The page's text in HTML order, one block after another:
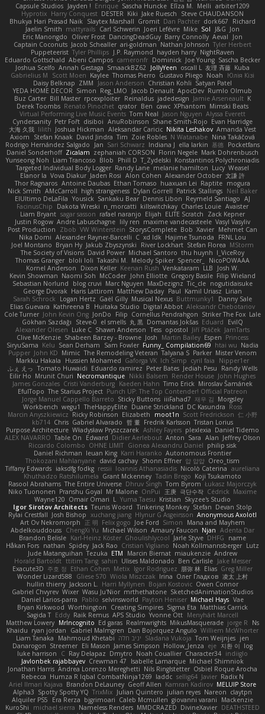
Capsule Studios Jayden ! Enrique Sascha Huncke Elīza M. Melli arbiter1209
Hyprotix Harry Conquest DESTER Kiki Jake Ruesch
Steve CHAUDANSON
Bhukya Hari Prasad Naik
Slaytex Marshall Gromit Dan Pachter dork667
Richard
Jaelin Smith mattyrails Carl Schwerin Joeri Lefévre Mike Sol J&G Jon
Eric Manongdo
Oliver Frost DancingDeadGuy Barry Connolly Aeval
Jon
Captain Coconuts Jacob Schealler ari-goldman Nathan Johnson Tyler Herbert
Puppeteerist Tyler Phillips J.P. Raymond hayden harry NightRaven
Eduardo Gottschald Abeni Campos cameronfr Dominick Joe Young Sascha Becker
Joshua Scelfo Annah Gestaga SmaackBZ62 JollyYeen oscall L 友理 斉藤 Kuba
Gabrielius M
Scott Moen Kaylee Thomas Pierro Gustavo Pliego Noah
Юлія Кізі
Daisy Belknap ZMM Jason Anderson Christian Kohli Satyan Patel
YEDA HOME DECOR Simon Reg_LMO Jacob Denault ApocDev Rumlo Olmub
Buz Carter Bill Master rpcexploiter Reinaldus jadedesign Jamie Arseneault K
Derek Toombs Renato Pinochet qrator Ben cawc XPhantom Mimski Beats
Virtual Performing Live Music Events Tom Neal Jason Nguyen Alyssa Everett
Cyndersanity Petr Fořt disiboi AnuRobinson Shane Smith-Rojo Evan Harridge
大海 久我 lilith Joshua Hickman Aleksandar Caricic Nikita Leshakov Amanda Vest
Axiom
Stefan Knaak David Jindra Tim Zoie Robles N Watanabe Nina Takáčová
Rodrigo Hernández Salgado
Jan Sari Schwarz Indiana J ella larkin 基德
Pocketfans
Daniel Sonderhoff Zicalam zephaniah CORSON Florin Negele Mark Dohrenbusch
Yunseong Noh Liam Trancoso Blob Phill D T_Zydelski Konstantinos Polychroniadis
Targeted Individual Body Logger Randy Lane melanie hamilton Lucy Weasel
Elanor la Vova Diakur Jaden Rosi Alon Cohen Alexander October 文謙 許
Thor Ragnaros Antoine Daubas Ethan Tomaso huaxuan Lei Raptite mogura
Nick Smith AMcCarroll high strangeness Dylan Gorrell Patrick Stallings Neil Baker
ElUltimo DeLaFila Yousick Sankaku Bear Dennis Libon Reymeld Santiago AJ
FacinusChip
Dakota Wreski n_morcatti killswitchkay Charles Louie Avaister
Liam Bryant sagar sasson rafael naranjo Elijah ELITE Scratch
Zack Kepner
Justin Rogow Andre Labuschagne lily ren maxime vandecasteele Vasyl Vasyliv
Post Production
Zbob VW Winterstein StorysComplete Bob Xavier Mehmet Can
Nika Domi Alexander Rayner-Barcelli C xd Idk Hajime Tsunoda
FRNL Lou
Joel Montano Bryan Hy Jakub Zbyszynski River Lockhart Stefan Florea MStorm
The Society of Visions David Power Michael Santoro thu huynh I_ViceRoy
Thomas Granger bloli loli Takashi M. Melody Spiker Spencer_
NicoPOWAAA
Kornel Anderson
Dixon Keller Keenan Rush Venkataram LLB
Josh W.
Kevin Showman Naomi Soh McCoder John Elliotte Gregory Basile Filip Wieland
Sebastian Norlund
blog cruvi Marc Nguyen MaxDezignz Tic_cle nogutidaisuke
George Dvorak Haris Lattirom Matthew Daday Paul Kamil Uriasz Lirian
Sarah Schrock
Logan Hertz Gaël Gilly Musical Nexus Buttmunky1
Danny Sale
Elias Guevara Kathreena B Huitaka Studio Digital Abbot Aleksandr Chebotariov
Cole Turner John Kevin Ong JonDo Filip Cornellus Pendrahgon Striker The Fox Lale
Gökhan Sazdağı
Steve-0 el smells 丸 黒 Domantas Jokšas Eduard
EvilQ
Alexander Olesen Luke C Shawn Anderson Tess opostol Jiří Ptáček JamTarts
Clive McKenzie Shabeen Barzey - Browne Josh Martin Bailey Espen Princess
SiryuSama Kelu Sean Derham Sam Fowler Funny_ Compilation69 htai wu Nadia
Pupper John KD Mimic The Remodeling Veteran Talyana S Parker Mister Venom
Markku Hakala
Hussien Mohamed Gaforga VK Ich Simp cyril faia
Nipper1er
ふぇ えっ Tomato Huwaidi Eduardo ramirez Peter Bates Jediah Pesu
Randy Wells
Eilir Ho Mrunit Churi Necromantique Nikki Balsem Render House John Hughes
James Gonzales Cristi Vanderburg Kaeden Hahn Timo Erick Miroslav Šamánek
EfulTopo The Starius Project Punch UP: The Top Contender! Official Patreon
Jorge Manuel Cappello Barreto Sticky Buttons iiiFahad7 재우 김 Morgsley
Workbench wegu1 TheHappyElite Duane Strickland DC Kasundra Ross
Marcin Anyszkiewicz Ricky Robinson Elizabeth moot1n Scott Fredrickson 仁 小野
kb714 Chris Gabriel Alvarado 哲 董 Fredrik Karlsson Tristan Lorius
Purpose Architecture Władysław Pryszczarek Ashley Fayers plexlexia Daniel Tidemo
ALEX NAVARRO Table On Edward Didier Aerlebout Anton Sara Alan Jeffrey Olson
Riccardo Colombo OHNE LIMIT Gionea Alexandru Daniel philip sisk
Daniel Richman Ieuan King Karri Haranko Autonomous Frontier
Thokozani Mahlanyane david cachay Shonn Effner 얍 얍얍 Oreo_tism
Tiffany Edwards iaksdfg fodkg ressii Ioannis Athanasiadis Nicolò Caterina aureliana
Khuthadzo Ratshilumela Grant Mckenney Tadin Brego Koji Tsukamoto
Rasool Abrahams The Entire Universe Dhruv Singh Tom Byrom Łukasz Majorczyk
Niko Tuononen Pranshu Goyal Mr Malone OnPui 王庚 극단수작 Cédrick Maxime
Wayne120 Omair Omari L Yuma Taesu Kristian Skyzee's Studio
Igor Sirotov Architects Teunis Woord Tinkering Monkey Stefan Devan Stolp
Rylai Crestfall Josh Bishop xuchang jiang Hlynur G Asgeirsson Anonymous Axolotl
Art Ov Nekromorph
正 明 Felix gogo Joe Ford Simon
Mana and Mayhem
Abdelkouddouss ChengXi Yu Michael Wilson Amaury Faucon Njan Adenta Dar
Brandon Belisle Karl-Heinz Köster Ghoulishlycool Jarle Styve DHFG
name
Håkan Fors nathan Spidey Jack Rao Cristian Vigliano Noah Kollmannsberger Lutz
Jude Matanguihan Tezuka ETM Marcin Biernat miaukenzie Andrew
Horald Bartoldt ttitim Tang sahin Ulises Maldonado Ben Carlisle Jake Messer
Exacute3D 주호 정 Ethan Cohen Metix Igor Rodriguez 朋弥 林 Elias Greg Miller
Wonder Lizard588
Gliese 570 Wiola Miszczak Irina Олег Гладков 凌太 上村
hullin thierry Jackson L. Harri Myllynen Bojan Kostovic Owen Connor
Gabriel Chvyrev Wixer Wasu Ju'Nior mrthethatone SketchedAnimationStudios
Daniel Larios-parra
Pablo selvinsworld Payton Heniser Michael Hays Vae
Bryan Kirkwood Worthington Creating Simpires Sigma Eta Matthias Carrick
Sagida T Eddy Raik Remus APS Studio Yvonne Ott Menyhárt Marcell
Matthew Lowery MrIncognito Ed garas Realmwrights MikusMasquerade jorge R
Ns
Khaidu ryan jordan Gabriel Malmgren Dan Bojorquez Angulo Williem McWhorter
Liam Tanaka
Mahmoud Khetabi יניב חלה Sladana Vukoja Tom Weijnjes jen
Danarogon Streemer Eli Mason James Simpson Hollow_Jenza eje 지환 이 log
luke harrison
C Ray Delapaz Dmytro Noah Couallier Character34 indiiglo
Javlonbek rajabbayev Crewman 47 Isabelle Lamarque Michael Shimniok
Jonathan Harris Andrea Lorenzo Mereghetti Nils Ringlstetter Osbiel Roque Arocha
Rebecca Humza R Iqbal CombatNinja1269 laddc sellig64 Javier Radix N
Ariel Ilmari Kajava Brandon DeLauney Geoff Allen Kamran Kadirov MELUIP Store
Alpha3 Spotty Spotty YQ TrixMix Julian Quintero julian reyes Nareon claytpn
Alquiler PS5
Era Rerza bjgrimoari Caleb Mcmullen giovanni varani
Mackenzie
KuroShi
michael sierra Nameless Renders MMDCRAZED DivineXavier DEATHSTEED